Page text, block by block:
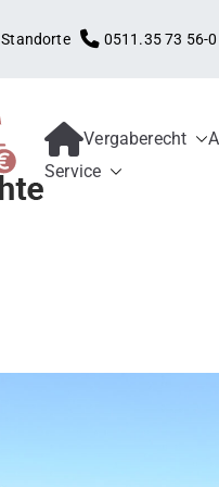
Standorte 0511.35 73 56-0
Kanzlei mit
Begleitung aller
Schwellenwerte,
Vergaberecht
Service